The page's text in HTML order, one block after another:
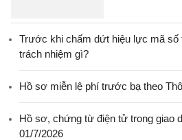
Trước khi chấm dứt hiệu lực mã số
trách nhiệm gì?
Hồ sơ miễn lệ phí trước bạ theo
Hồ sơ, chứng từ điện tử trong giao
01/7/2026